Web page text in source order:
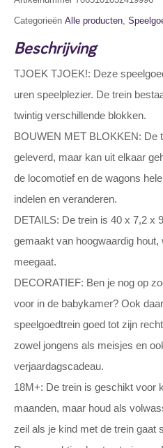
Categorieën Alle producten,
Beschrijving
TJOEK TJOEK!: Deze
uren speelplezier. De trein
twintig verschillende blokken.
BOUWEN MET BLOKKEN: De
geleverd, maar kan uit elkaar
de locomotief en de wagons
indelen en veranderen.
DETAILS: De trein is 40 x 7,2 x
gemaakt van hoogwaardig hout,
meegaat.
DECORATIEF: Ben je nog op
voor in de babykamer? Ook
speelgoedtrein goed tot zijn
zowel jongens als meisjes en
verjaardagscadeau.
18M+: De trein is geschikt voor
maanden, maar houd als
zeil als je kind met de trein gaat